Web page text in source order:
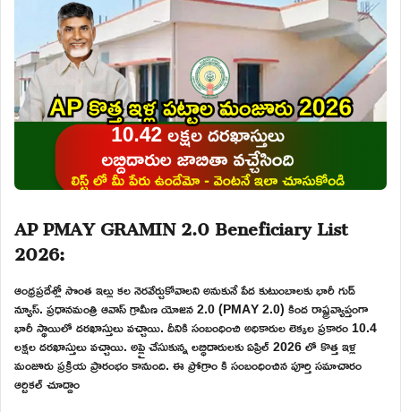
AP PMAY GRAMIN 2.0 Beneficiary List
2026:
ఆంధ్రప్రదేశ్లో సొంత ఇల్లు కల నెరవేర్చుకోవాలని అనుకునే పేద కుటుంబాలకు భారీ గుడ్
న్యూస్. ప్రధానమంత్రి ఆవాస్ గ్రామీణ యోజన 2.0 (PMAY 2.0) కింద రాష్ట్రవ్యాప్తంగా
భారీ స్థాయిలో దరఖాస్తులు వచ్చాయి. దీనికి సంబంధించి అధికారుల లెక్కల ప్రకారం 10.4
లక్షల దరఖాస్తులు వచ్చాయి. అప్లై చేసుకున్న లబ్ధిదారులకు ఏప్రిల్ 2026 లో కొత్త ఇళ్ల
మంజూరు ప్రక్రియ ప్రారంభం కానుంది. ఈ ప్రోగ్రాం కి సంబంధించిన పూర్తి సమాచారం
ఆర్టికల్ చూద్దాం